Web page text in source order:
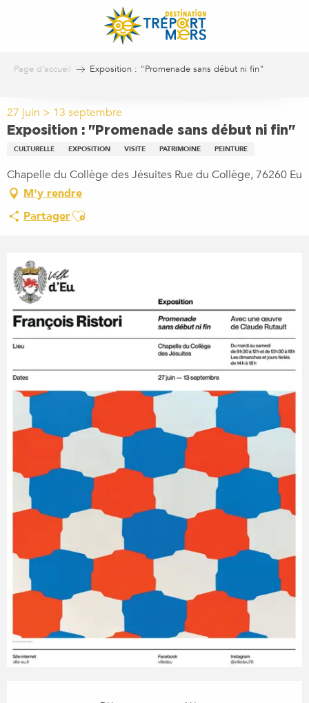
Page d’accueil Exposition : "Promenade sans début ni fin"
27 juin > 13 septembre
Exposition : "Promenade sans début ni fin"
CULTURELLE EXPOSITION VISITE PATRIMOINE PEINTURE
Chapelle du Collège des Jésuites Rue du Collège, 76260 Eu
M'y rendre
PartagerAjouter aux favoris